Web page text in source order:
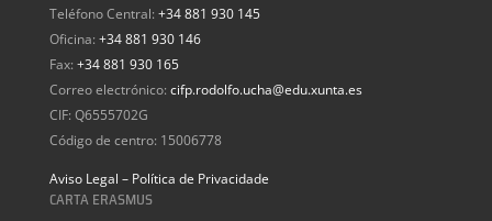
Teléfono Central: +34 881 930 145
Oficina: +34 881 930 146
Fax: +34 881 930 165
Correo electrónico: cifp.rodolfo.ucha@edu.xunta.es
CIF: Q6555702G
Código de centro: 15006778
Aviso Legal – Política de Privacidade
CARTA ERASMUS